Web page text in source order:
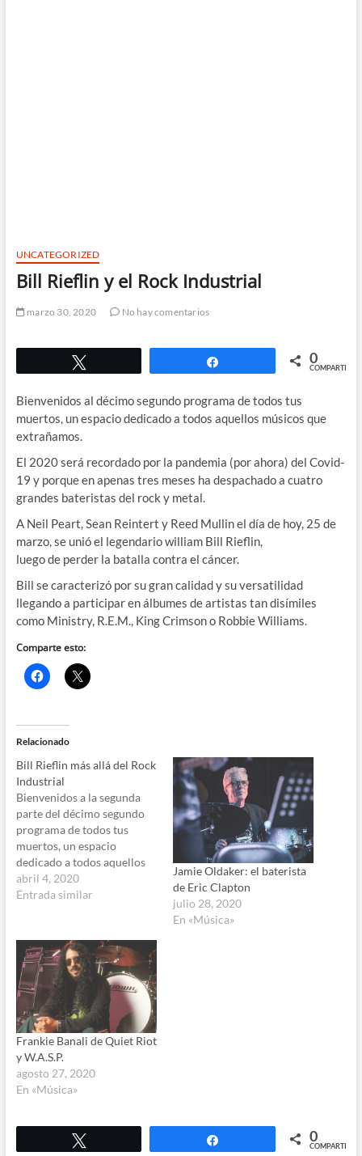
UNCATEGORIZED
Bill Rieflin y el Rock Industrial
marzo 30, 2020 No hay comentarios
0
COMPARTIR
Bienvenidos al décimo segundo programa de todos tus
muertos, un espacio dedicado a todos aquellos músicos que
extrañamos.
El 2020 será recordado por la pandemia (por ahora) del Covid-
19 y porque en apenas tres meses ha despachado a cuatro
grandes bateristas del rock y metal.
A Neil Peart, Sean Reintert y Reed Mullin el día de hoy, 25 de
marzo, se unió el legendario william Bill Rieflin,
luego de perder la batalla contra el cáncer.
Bill se caracterizó por su gran calidad y su versatilidad
llegando a participar en álbumes de artistas tan disímiles
como Ministry, R.E.M., King Crimson o Robbie Williams.
Comparte esto:
Relacionado
Bill Rieflin más allá del Rock
Industrial
Bienvenidos a la segunda
parte del décimo segundo
programa de todos tus
muertos, un espacio
dedicado a todos aquellos
músicos que extrañamos. El
día de hoy continuaremos el
trayéndoles una muestra de
su legado fuera del rock
industrial. Bill empezó su
extensa carrera…
abril 4, 2020
Entrada similar
Jamie Oldaker: el baterista
de Eric Clapton
julio 28, 2020
En «Música»
Frankie Banali de Quiet Riot
y W.A.S.P.
agosto 27, 2020
En «Música»
0
COMPARTIR